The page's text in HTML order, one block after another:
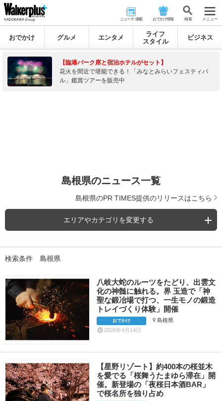
ニュース･連載 おでかけ情報 検 索 メニュー
おでかけ グルメ エンタメ
ライフ
スタイル
ビジネス
【臨港パーク席と宿泊ホテルがセット】
花火を間近で堪能できる！「みなとみらいフェスティバ
ル」鑑賞ツアーを販売中
島根県のニュース一覧
島根県のPR TIMES提供のリリースはこちら
エリアやカテゴリを変更する
検索条件 島根県
八岐大蛇のルーツをたどり、出雲文
化の神髄に触れる。界 玉造で「神
聖な鍛冶場で打つ、一生モノの鍛造
トレイづくり体験」開催
おでかけ
島根県
2026年4月14日
【星野リゾート】約400本の桜並木
を愛でる「桜舞うたまゆら滞在」開
催。新登場の「夜桜日本酒BAR」
で桜名所を独り占め